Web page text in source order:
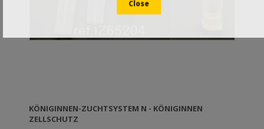
KÖNIGINNEN-ZUCHTSYSTEM N - KÖNIGINNEN
ZELLSCHUTZ